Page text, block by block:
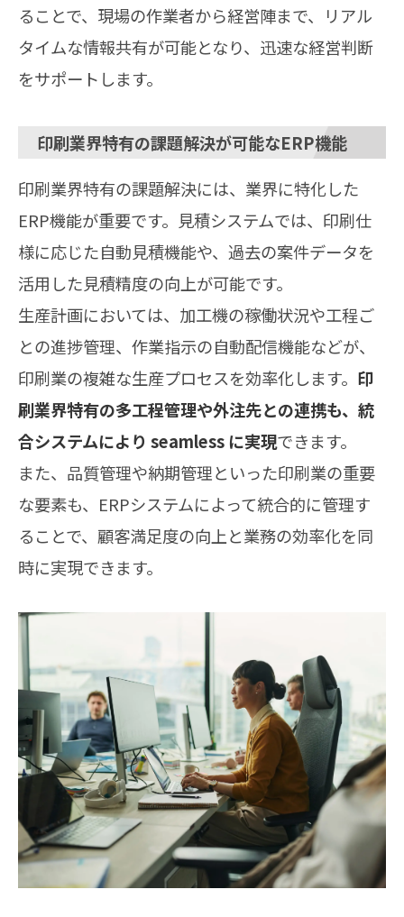
ることで、現場の作業者から経営陣まで、リアル
タイムな情報共有が可能となり、迅速な経営判断
をサポートします。
印刷業界特有の課題解決が可能なERP機能
印刷業界特有の課題解決には、業界に特化した
ERP機能が重要です。見積システムでは、印刷仕
様に応じた自動見積機能や、過去の案件データを
活用した見積精度の向上が可能です。
生産計画においては、加工機の稼働状況や工程ご
との進捗管理、作業指示の自動配信機能などが、
印刷業の複雑な生産プロセスを効率化します。 印
刷業界特有の多工程管理や外注先との連携も、統
合システムにより seamless に実現できます。
また、品質管理や納期管理といった印刷業の重要
な要素も、ERPシステムによって統合的に管理す
ることで、顧客満足度の向上と業務の効率化を同
時に実現できます。